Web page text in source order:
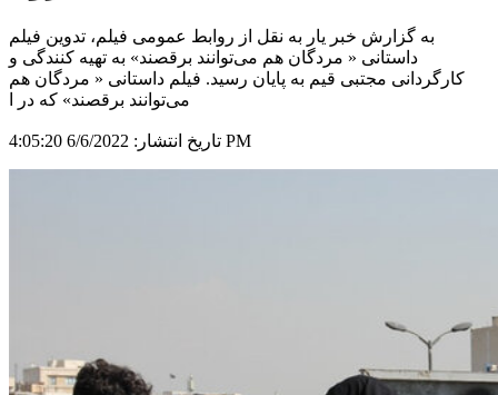
به گزارش خبر یار به نقل از روابط عمومی فیلم، تدوین فیلم
داستانی « مردگان هم می‌توانند برقصند» به تهیه کنندگی و
کارگردانی مجتبی قیم به پایان رسید. فیلم داستانی « مردگان هم
می‌توانند برقصند» که در ا
تاریخ انتشار: 6/6/2022 4:05:20 PM